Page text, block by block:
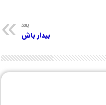
بعد
بیدار باش